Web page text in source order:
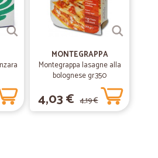
MONTEGRAPPA
Montegrappa lasagne alla
bolognese gr.350
4,03 € 4,19 €